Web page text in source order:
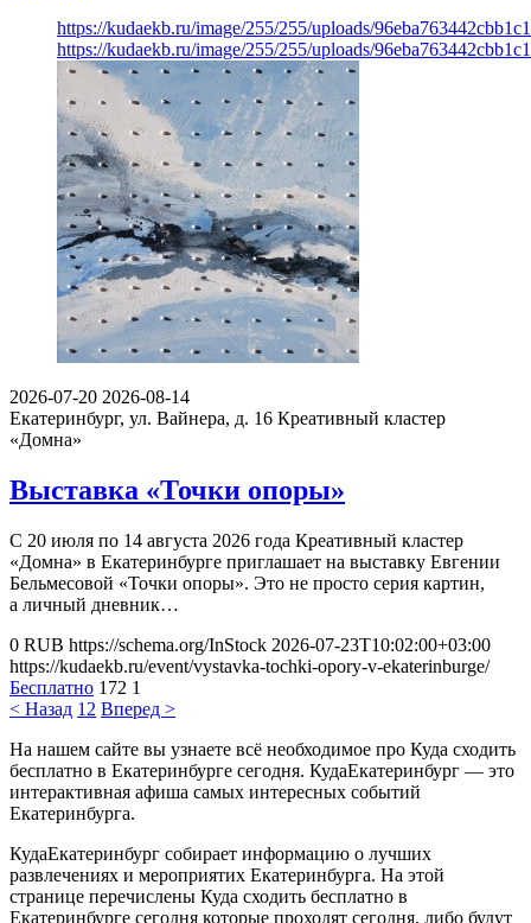
https://kudaekb.ru/image/255/255/uploads/
https://kudaekb.ru/image/255/255/uploads/
2026-07-20 2026-08-14
Екатеринбург, ул. Вайнера, д. 16 Креативный кластер
«Домна»
Выставка «Точки опоры»
С 20 июля по 14 августа 2026 года Креативный кластер
«Домна» в Екатеринбурге приглашает на выставку Евгении
Бельмесовой «Точки опоры». Это не просто серия картин,
а личный дневник…
0 RUB https://schema.org/InStock 2026-07-23T10:02:00+03:00
https://kudaekb.ru/event/vystavka-tochki-opory-v-ekaterinburge/
Бесплатно 172 1
< Назад 1 2 Вперед >
На нашем сайте вы узнаете всё необходимое про Куда сходить
бесплатно в Екатеринбурге сегодня. КудаЕкатеринбург — это
интерактивная афиша самых интересных событий
Екатеринбурга.
КудаЕкатеринбург собирает информацию о лучших
развлечениях и мероприятих Екатеринбурга. На этой
странице перечислены Куда сходить бесплатно в
Екатеринбурге сегодня которые проходят сегодня, либо будут